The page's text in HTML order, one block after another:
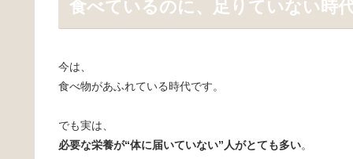
食べているのに、足りていない時
今は、
食べ物があふれている時代です。
でも実は、
必要な栄養が“体に届いていない”人がとても多い。